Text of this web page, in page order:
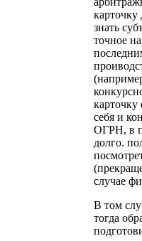
знать
точное
себя и
ОГРН, в
долго.
случае
В том
тогда